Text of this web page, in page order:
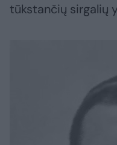
tūkstančių sirgalių